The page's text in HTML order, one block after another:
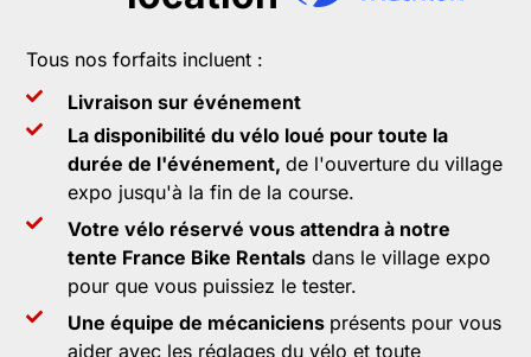
Tous nos forfaits incluent :
Livraison sur événement
La disponibilité du vélo loué pour toute la
durée de l'événement, de l'ouverture du village
expo jusqu'à la fin de la course.
Votre vélo réservé vous attendra à notre
tente France Bike Rentalsdans le village expo
pour que vous puissiez le tester.
Une équipe de mécaniciens présents pour vous
aider avec les réglages du vélo et toute